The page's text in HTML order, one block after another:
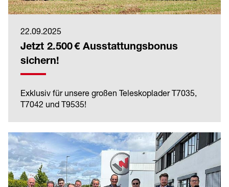
22.09.2025
Jetzt 2.500 € Ausstattungsbonus
sichern!
Exklusiv für unsere großen Teleskoplader T7035,
T7042 und T9535!